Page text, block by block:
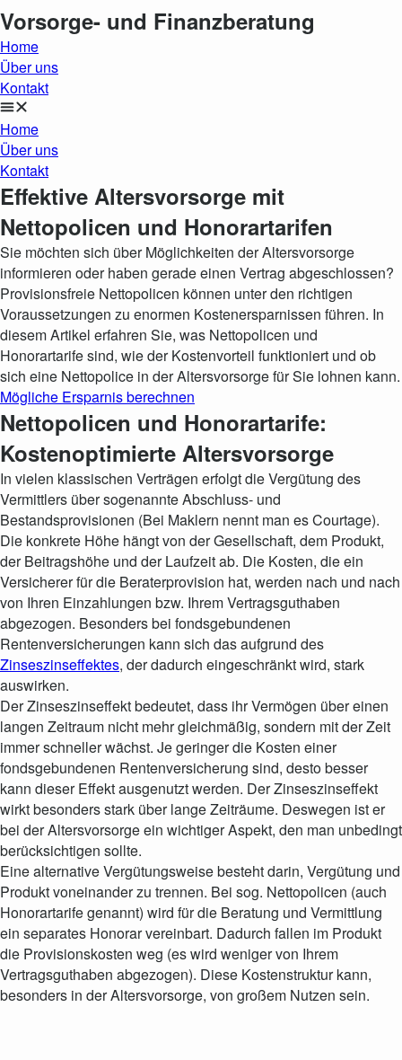
Vorsorge- und Finanzberatung
Home
Über uns
Kontakt
Home
Über uns
Kontakt
Effektive Altersvorsorge mit
Nettopolicen und Honorartarifen
Sie möchten sich über Möglichkeiten der Altersvorsorge
informieren oder haben gerade einen Vertrag abgeschlossen?
Provisionsfreie Nettopolicen können unter den richtigen
Voraussetzungen zu enormen Kostenersparnissen führen. In
diesem Artikel erfahren Sie, was Nettopolicen und
Honorartarife sind, wie der Kostenvorteil funktioniert und ob
sich eine Nettopolice in der Altersvorsorge für Sie lohnen kann.
Mögliche Ersparnis berechnen
Nettopolicen und Honorartarife:
Kostenoptimierte Altersvorsorge
In vielen klassischen Verträgen erfolgt die Vergütung des
Vermittlers über sogenannte Abschluss- und
Bestandsprovisionen (Bei Maklern nennt man es Courtage).
Die konkrete Höhe hängt von der Gesellschaft, dem Produkt,
der Beitragshöhe und der Laufzeit ab. Die Kosten, die ein
Versicherer für die Beraterprovision hat, werden nach und nach
von Ihren Einzahlungen bzw. Ihrem Vertragsguthaben
abgezogen. Besonders bei fondsgebundenen
Rentenversicherungen kann sich das aufgrund des
Zinseszinseffektes, der dadurch eingeschränkt wird, stark
auswirken.
Der Zinseszinseffekt bedeutet, dass ihr Vermögen über einen
langen Zeitraum nicht mehr gleichmäßig, sondern mit der Zeit
immer schneller wächst. Je geringer die Kosten einer
fondsgebundenen Rentenversicherung sind, desto besser
kann dieser Effekt ausgenutzt werden. Der Zinseszinseffekt
wirkt besonders stark über lange Zeiträume. Deswegen ist er
bei der Altersvorsorge ein wichtiger Aspekt, den man unbedingt
berücksichtigen sollte.
Eine alternative Vergütungsweise besteht darin, Vergütung und
Produkt voneinander zu trennen. Bei sog. Nettopolicen (auch
Honorartarife genannt) wird für die Beratung und Vermittlung
ein separates Honorar vereinbart. Dadurch fallen im Produkt
die Provisionskosten weg (es wird weniger von Ihrem
Vertragsguthaben abgezogen). Diese Kostenstruktur kann,
besonders in der Altersvorsorge, von großem Nutzen sein.